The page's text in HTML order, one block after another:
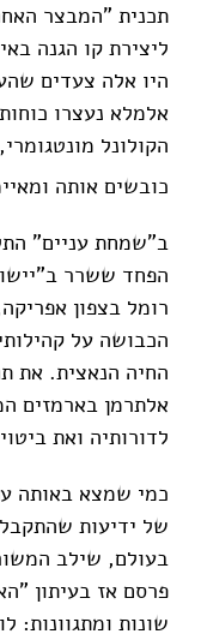
ליצירת קו הגנה
היו אלה צעדים
הקולונל
כובשים אותה
ב"שמחת עניים"
הפחד ששרר
רומל בצפון
הכבושה על
החיה הנאצית. את
אלתרמן בארמזים
לדורותיה ואת
כמי שמצא באותה
של ידיעות
בעולם, שילב
פרסם אז בעיתון
שונות ומתגוונות: